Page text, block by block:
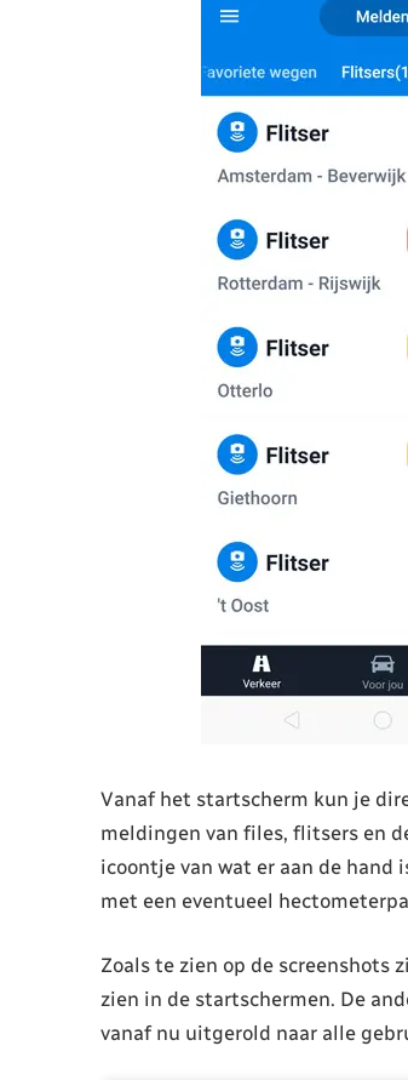
Vanaf het startscherm kun je
meldingen van files, flitsers en
icoontje van wat er aan de hand
met een eventueel
Zoals te zien op de
zien in de startschermen. De
vanaf nu uitgerold naar alle